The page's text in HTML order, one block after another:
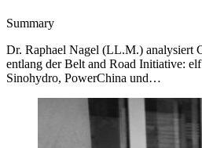
Summary
Dr. Raphael Nagel (LL.M.) analysiert
entlang der Belt and Road Initiative:
Sinohydro, PowerChina und…